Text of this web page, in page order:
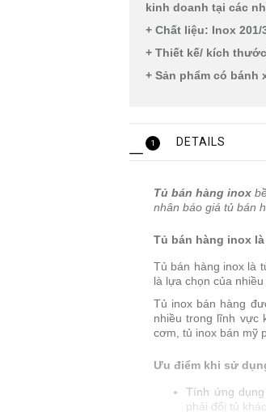
kinh doanh tại các
+ Chất liệu: Inox 201/
+ Thiết kế/ kích
+ Sản phẩm có bánh
1 DETAILS
Tủ bán hàng inox
nhân báo giá tủ bán
Tủ bán hàng inox
Tủ bán hàng inox là
là lựa chọn của
Tủ inox bán hàng
nhiều trong lĩnh vực
cơm, tủ inox bán mỹ
Ưu điểm khi sử
Tính ứng
phải đổi tủ khác